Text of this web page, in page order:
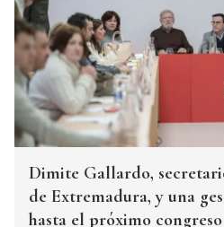
Dimite Gallardo,
de Extremadura, y una
hasta el próximo congreso